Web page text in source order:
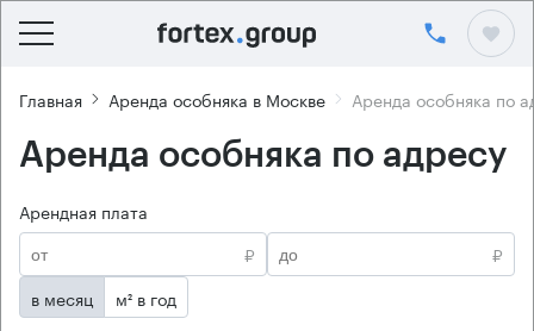
Главная Аренда особняка в Москве Аренда особняка по
Аренда особняка по адресу
Арендная плата
₽
₽
в месяц
м² в год